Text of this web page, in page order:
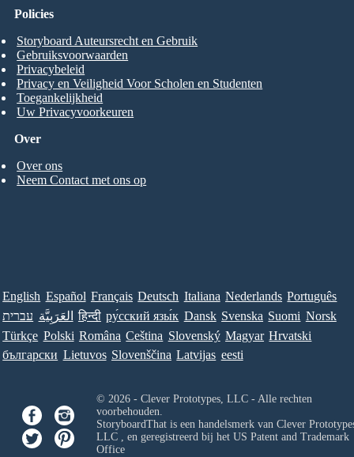
Over
Over ons
Neem Contact met ons op
Policies
Storyboard Auteursrecht en Gebruik
Gebruiksvoorwaarden
Privacybeleid
Privacy en Veiligheid Voor Scholen en Studenten
Toegankelijkheid
Uw Privacyvoorkeuren
English Español Français Deutsch Italiana Nederlands Português
עברית العَرَبِيَّة हिन्दी ру́сский язы́к Dansk Svenska Suomi Norsk
Türkçe Polski Româna Ceština Slovenský Magyar Hrvatski
български Lietuvos Slovenščina Latvijas eesti
© 2026 - Clever Prototypes, LLC - Alle rechten
voorbehouden.
StoryboardThat is een handelsmerk van Clever
LLC, en geregistreerd bij het US Patent and Trademark
Office